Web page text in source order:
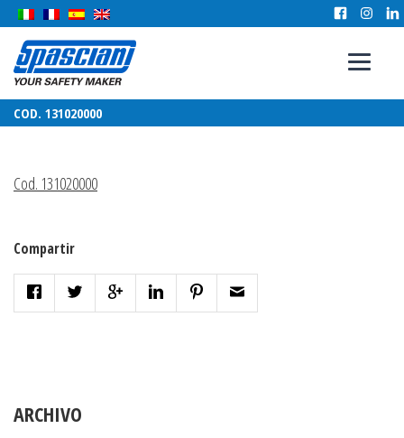
COD. 131020000
Cod. 131020000
Compartir
ARCHIVO